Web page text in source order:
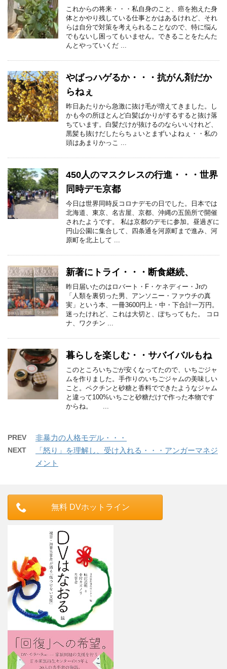
これからの将来・・・私自身のこと、癌を抱えた身
体とかやり残している仕事とかはあるけれど、それ
らは自分で対策を考えられることなので、特に悩ん
でもないし困ってもいません。できることをたんた
んとやっていくだ ...
やばっハゲるか・・・抗がん剤だか
らねぇ
昨日あたりから急激に抜け毛が増えてきました。し
かも今の所ほとんど白髪ばかりがするすると抜け落
ちています。白髪だけが抜けるのならいいけれど、
黒髪も抜けだしたらちょいとまずいよねぇ・・私の
頭はあまりかっこ ...
450人のマスクレスの行進・・・世界
同時デモ京都
今日は世界同時反コロナデモの日でした。日本では
北海道、東京、名古屋、京都、沖縄の五箇所で開催
されたようです。 私は京都のデモに参加。昼過ぎに
円山公園に集合して、四条通を河原町まで進み、河
原町を北上して ...
新著にトライ・・・断食継続、
昨日届いたのはロバート・F・ケネディー・Jrの
「人類を裏切った男、アンソニー・ファウチの真
実」という本、一冊3600円上・中・下合計一万円。
迷ったけれど、これは大切と、ぽちってもた。 コロ
ナ、ワクチン ...
暮らしを楽しむ・・サバイバルもね
このところいちごが安くなってたので、いちごジャ
ムを作りました。手作りのいちごジャムの美味しい
こと。ペクチンと砂糖と香料でできたようなジャム
と違って100%いちごと砂糖だけで作った本物です
からね。 ...
PREV 非暴力の人格モデル・・・
NEXT
「怒り」を理解し、受け入れる・・・アンガーマネジ
メント
無料 DVホットライン